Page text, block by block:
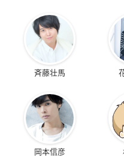
斉藤壮馬
岡本信彦